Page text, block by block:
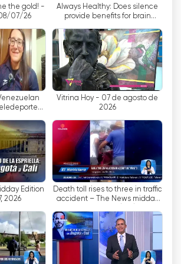
तकनीक की बदौलत इस चैनल को इंटरनेट
टेलीविजन चैनलों में से एक बन गया है।
ऑनलाइन लाइव स्ट्रीमिंग देखें
the gold! -
07/26
Always Healthy: Does silence
provide benefits for brain
broadcast
Vitrina Hoy - 07 de agosto de
2026
Edition
2026
Death toll rises to three in traffic
accident – The News midday